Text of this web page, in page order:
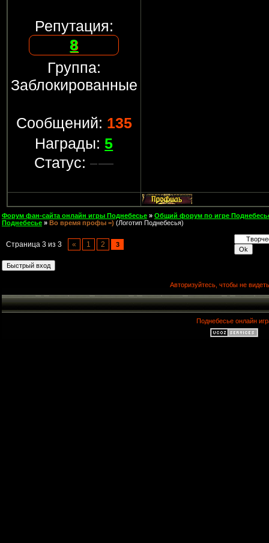
Репутация:
8
Группа:
Заблокированные
Сообщений: 135
Награды:5
Статус:
Форум фан-сайта онлайн игры Поднебесье » Общий форум по игре
Поднебесье » Во время профы =) (Логотип Поднебесья)
Страница 3 из 3 « 1 2 3
Авторизуйтесь, чтобы не
Поднебесье онлайн